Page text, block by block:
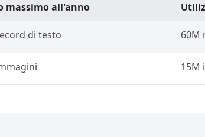
massimo all'anno
di testo 60M
15M